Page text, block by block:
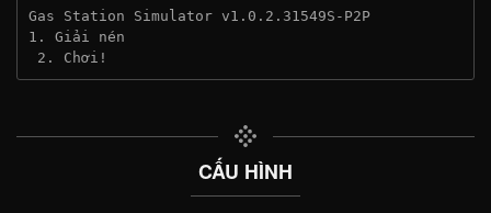
Gas Station Simulator v1.0.2.31549S-P2P
1. Giải nén
2. Chơi!
CẤU HÌNH